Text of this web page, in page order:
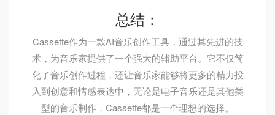
总结：
Cassette作为一款AI音乐创作工具，通过其先进的技
术，为音乐家提供了一个强大的辅助平台。它不仅简
化了音乐创作过程，还让音乐家能够将更多的精力投
入到创意和情感表达中，无论是电子音乐还是其他类
型的音乐制作，Cassette都是一个理想的选择。